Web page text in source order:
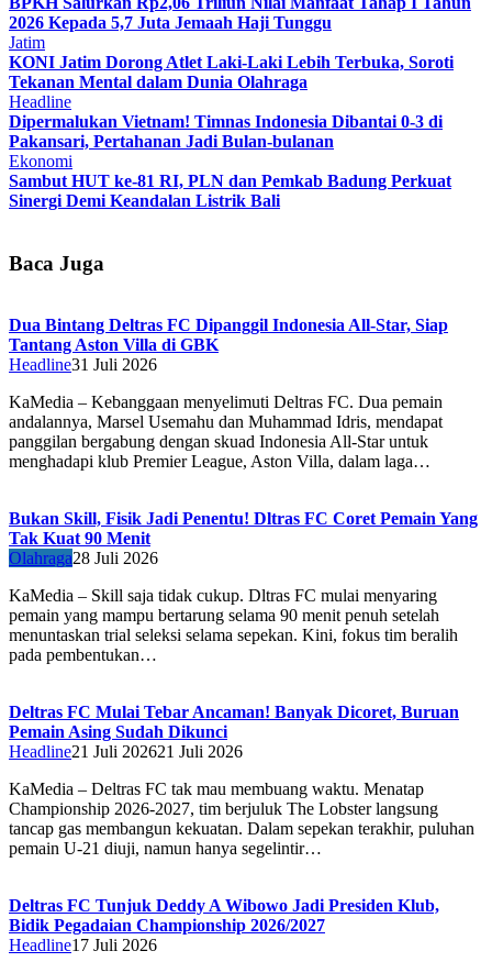
2026 Kepada 5,7 Juta Jemaah Haji Tunggu
Jatim
KONI Jatim Dorong Atlet Laki-Laki Lebih Terbuka, Soroti
Tekanan Mental dalam Dunia Olahraga
Headline
Dipermalukan Vietnam! Timnas Indonesia Dibantai 0-3 di
Pakansari, Pertahanan Jadi Bulan-bulanan
Ekonomi
Sambut HUT ke-81 RI, PLN dan Pemkab Badung Perkuat
Sinergi Demi Keandalan Listrik Bali
Baca Juga
Dua Bintang Deltras FC Dipanggil Indonesia All-Star, Siap
Tantang Aston Villa di GBK
Headline31 Juli 2026
KaMedia – Kebanggaan menyelimuti Deltras FC. Dua pemain
andalannya, Marsel Usemahu dan Muhammad Idris, mendapat
panggilan bergabung dengan skuad Indonesia All-Star untuk
menghadapi klub Premier League, Aston Villa, dalam laga…
Bukan Skill, Fisik Jadi Penentu! Dltras FC Coret Pemain Yang
Tak Kuat 90 Menit
Olahraga28 Juli 2026
KaMedia – Skill saja tidak cukup. Dltras FC mulai menyaring
pemain yang mampu bertarung selama 90 menit penuh setelah
menuntaskan trial seleksi selama sepekan. Kini, fokus tim beralih
pada pembentukan…
Deltras FC Mulai Tebar Ancaman! Banyak Dicoret, Buruan
Pemain Asing Sudah Dikunci
Headline21 Juli 202621 Juli 2026
KaMedia – Deltras FC tak mau membuang waktu. Menatap
Championship 2026-2027, tim berjuluk The Lobster langsung
tancap gas membangun kekuatan. Dalam sepekan terakhir, puluhan
pemain U-21 diuji, namun hanya segelintir…
Deltras FC Tunjuk Deddy A Wibowo Jadi Presiden Klub,
Bidik Pegadaian Championship 2026/2027
Headline17 Juli 2026